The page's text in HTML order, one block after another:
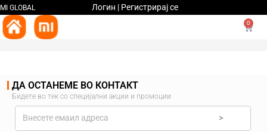
MI GLOBAL Логин | Регистрирај се
0
ДА ОСТАНЕМЕ ВО КОНТАКТ
Бидете во тек со специјални акции и промоции
>